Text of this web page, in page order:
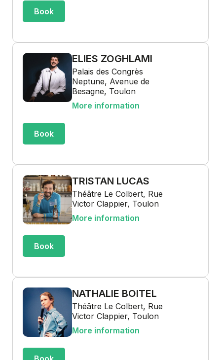
Book
ELIES ZOGHLAMI
Palais des Congrès
Neptune, Avenue de
Besagne, Toulon
More information
Book
TRISTAN LUCAS
Théâtre Le Colbert, Rue
Victor Clappier, Toulon
More information
Book
NATHALIE BOITEL
Théâtre Le Colbert, Rue
Victor Clappier, Toulon
More information